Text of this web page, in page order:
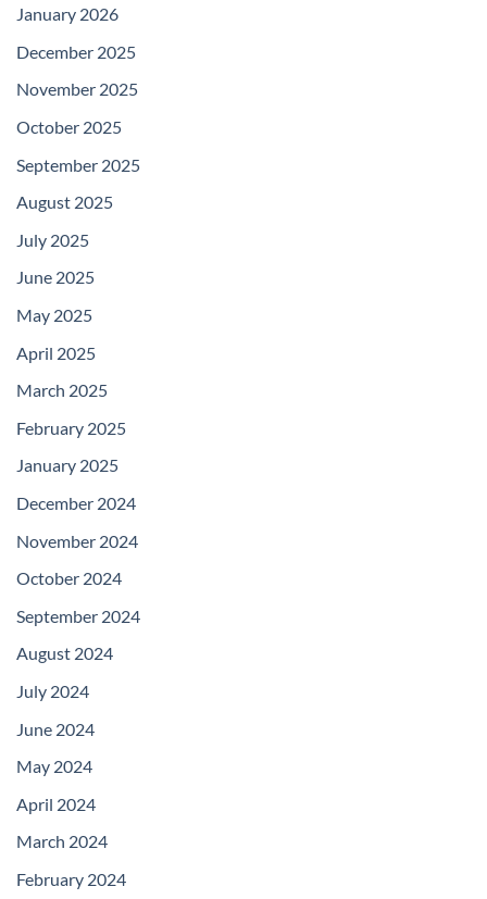
January 2026
December 2025
November 2025
October 2025
September 2025
August 2025
July 2025
June 2025
May 2025
April 2025
March 2025
February 2025
January 2025
December 2024
November 2024
October 2024
September 2024
August 2024
July 2024
June 2024
May 2024
April 2024
March 2024
February 2024